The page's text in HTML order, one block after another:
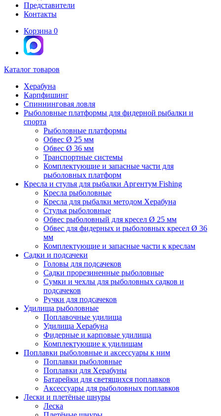
Представители
Контакты
Корзина 0
Каталог товаров
Херабуна
Карпфишинг
Спиннинговая ловля
Рыболовные платформы для фидерной рыбалки и
спорта
Рыболовные платформы
Обвес Ø 25 мм
Обвес Ø 36 мм
Транспортные системы
Комплектующие и запасные части для
рыболовных платформ
Кресла и стулья для рыбалки Аргентум Fishing
Кресла рыболовные
Кресла для рыбалки методом Херабуна
Стулья рыболовные
Обвес рыболовный для кресел Ø 25 мм
Обвес для фидерных и рыболовных кресел Ø 36
мм
Комплектующие и запасные части к креслам
Садки и подсачеки
Головы для подсачеков
Садки прорезиненные рыболовные
Сумки и чехлы для рыболовных садков и
подсачеков
Ручки для подсачеков
Удилища рыболовные
Поплавочные удилища
Удилища Херабуна
Фидерные и карповые удилища
Комплектующие к удилищам
Поплавки рыболовные и аксессуары к ним
Поплавки рыболовные
Поплавки для Херабуны
Батарейки для светящихся поплавков
Аксессуары для рыболовных поплавков
Лески и плетёные шнуры
Леска